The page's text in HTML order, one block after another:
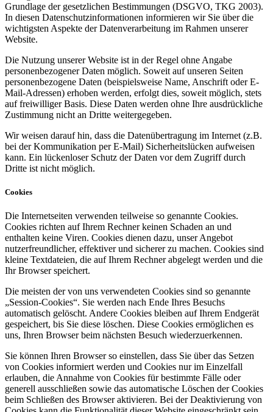
Grundlage der gesetzlichen Bestimmungen (DSGVO, TKG 2003).
In diesen Datenschutzinformationen informieren wir Sie über die
wichtigsten Aspekte der Datenverarbeitung im Rahmen unserer
Website.
Die Nutzung unserer Website ist in der Regel ohne Angabe
personenbezogener Daten möglich. Soweit auf unseren Seiten
personenbezogene Daten (beispielsweise Name, Anschrift oder E-
Mail-Adressen) erhoben werden, erfolgt dies, soweit möglich, stets
auf freiwilliger Basis. Diese Daten werden ohne Ihre ausdrückliche
Zustimmung nicht an Dritte weitergegeben.
Wir weisen darauf hin, dass die Datenübertragung im Internet (z.B.
bei der Kommunikation per E-Mail) Sicherheitslücken aufweisen
kann. Ein lückenloser Schutz der Daten vor dem Zugriff durch
Dritte ist nicht möglich.
Cookies
Die Internetseiten verwenden teilweise so genannte Cookies.
Cookies richten auf Ihrem Rechner keinen Schaden an und
enthalten keine Viren. Cookies dienen dazu, unser Angebot
nutzerfreundlicher, effektiver und sicherer zu machen. Cookies sind
kleine Textdateien, die auf Ihrem Rechner abgelegt werden und die
Ihr Browser speichert.
Die meisten der von uns verwendeten Cookies sind so genannte
„Session-Cookies“. Sie werden nach Ende Ihres Besuchs
automatisch gelöscht. Andere Cookies bleiben auf Ihrem Endgerät
gespeichert, bis Sie diese löschen. Diese Cookies ermöglichen es
uns, Ihren Browser beim nächsten Besuch wiederzuerkennen.
Sie können Ihren Browser so einstellen, dass Sie über das Setzen
von Cookies informiert werden und Cookies nur im Einzelfall
erlauben, die Annahme von Cookies für bestimmte Fälle oder
generell ausschließen sowie das automatische Löschen der Cookies
beim Schließen des Browser aktivieren. Bei der Deaktivierung von